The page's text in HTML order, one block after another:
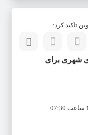
تاکید کرد:
شهری برای